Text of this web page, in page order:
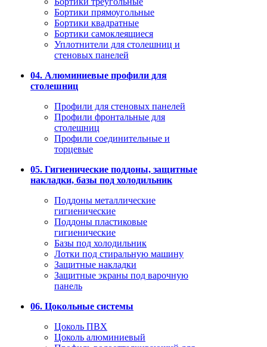
Бортики прямоугольные
Бортики квадратные
Бортики самоклеящиеся
Уплотнители для столешниц и
стеновых панелей
04. Алюминиевые профили для
столешниц
Профили для стеновых панелей
Профили фронтальные для
столешниц
Профили соединительные и
торцевые
05. Гигиенические поддоны, защитные
накладки, базы под холодильник
Поддоны металлические
гигиенические
Поддоны пластиковые
гигиенические
Базы под холодильник
Лотки под стиральную машину
Защитные накладки
Защитные экраны под варочную
панель
06. Цокольные системы
Цоколь ПВХ
Цоколь алюминиевый